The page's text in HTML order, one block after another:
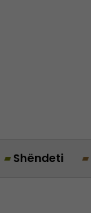
Shëndeti